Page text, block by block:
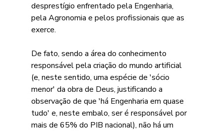
desprestígio enfrentado pela Engenharia,
pela Agronomia e pelos profissionais que as
exerce.
De fato, sendo a área do conhecimento
responsável pela criação do mundo artificial
(e, neste sentido, uma espécie de 'sócio
menor' da obra de Deus, justificando a
observação de que 'há Engenharia em quase
tudo' e, neste embalo, ser é responsável por
mais de 65% do PIB nacional), não há um